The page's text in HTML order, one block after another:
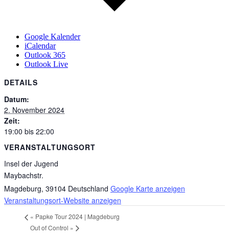
Google Kalender
iCalendar
Outlook 365
Outlook Live
DETAILS
Datum:
2. November 2024
Zeit:
19:00 bis 22:00
VERANSTALTUNGSORT
Insel der Jugend
Maybachstr.
Magdeburg, 39104 Deutschland Google Karte anzeigen
Veranstaltungsort-Website anzeigen
« Papke Tour 2024 | Magdeburg
Out of Control »